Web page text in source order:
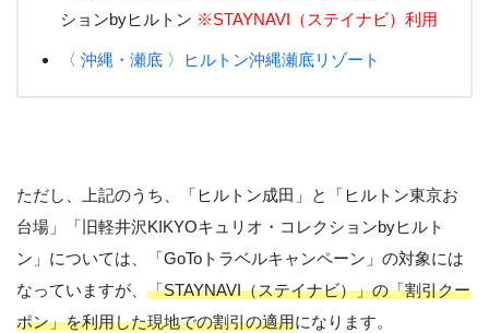
ションbyヒルトン ※STAYNAVI（ステイナビ）利用
〈 沖縄・瀬底 〉ヒルトン沖縄瀬底リゾート
ただし、上記のうち、「ヒルトン成田」と「ヒルトン東京お
台場」「旧軽井沢KIKYOキュリオ・コレクションbyヒルト
ン」については、「GoToトラベルキャンペーン」の対象には
なっていますが、 「STAYNAVI（ステイナビ）」の「割引クー
ポン」を利用した現地での割引の適用になります。